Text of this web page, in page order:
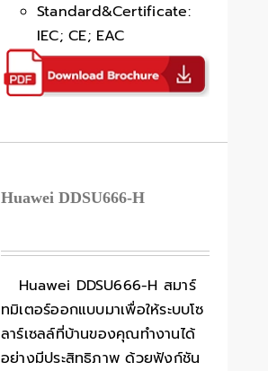
Standard&Certificate:
IEC; CE; EAC
Huawei DDSU666-H
Huawei DDSU666-H สมาร์
ทมิเตอร์ออกแบบมาเพื่อให้ระบบโซ
ลาร์เซลล์ที่บ้านของคุณทำงานได้
อย่างมีประสิทธิภาพ ด้วยฟังก์ชัน